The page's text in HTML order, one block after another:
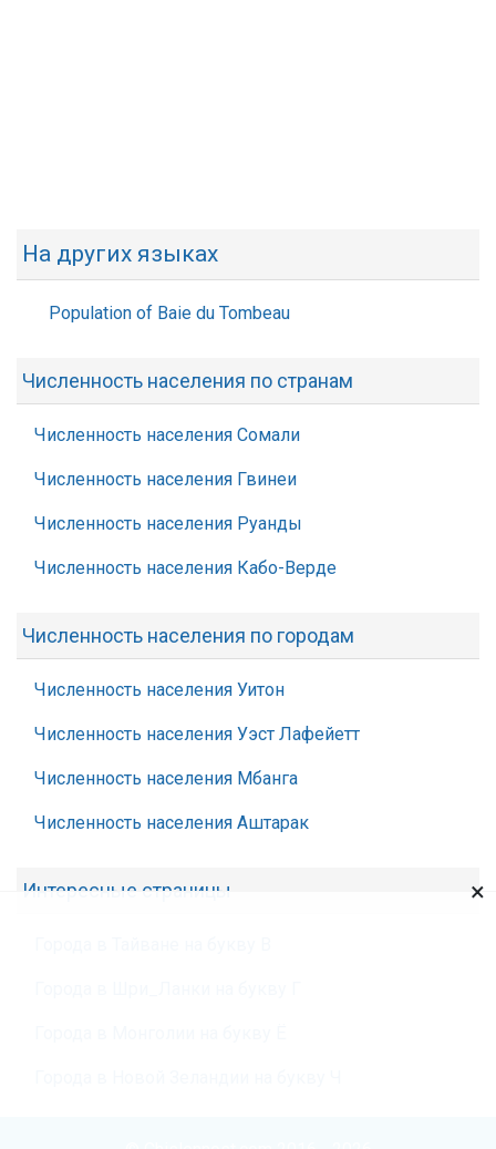
На других языках
Population of Baie du Tombeau
Численность населения по странам
Численность населения Сомали
Численность населения Гвинеи
Численность населения Руанды
Численность населения Кабо-Верде
Численность населения по городам
Численность населения Уитон
Численность населения Уэст Лафейетт
Численность населения Мбанга
Численность населения Аштарак
Интересные страницы ×